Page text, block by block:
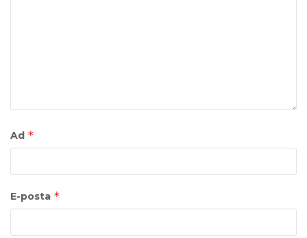
Ad *
E-posta *